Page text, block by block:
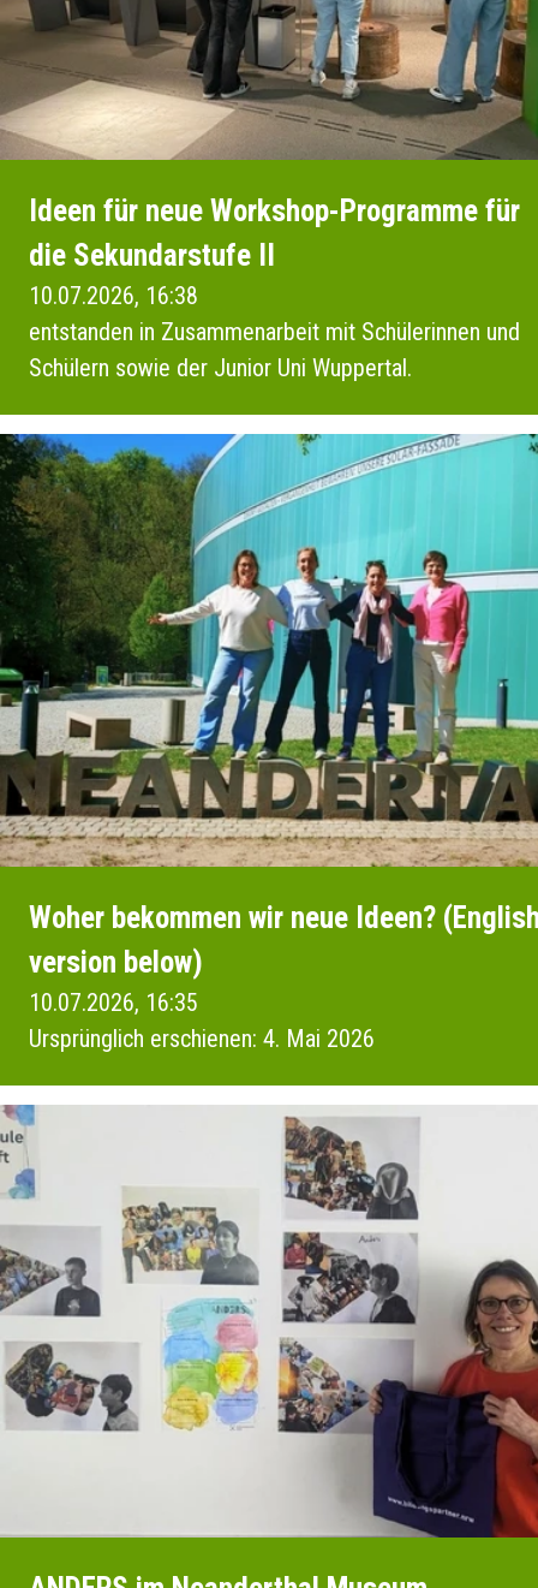
Ideen für neue Workshop-Programme für
die Sekundarstufe II
10.07.2026, 16:38
entstanden in Zusammenarbeit mit Schülerinnen und
Schülern sowie der Junior Uni Wuppertal.
Woher bekommen wir neue Ideen?
version below)
10.07.2026, 16:35
Ursprünglich erschienen: 4. Mai 2026